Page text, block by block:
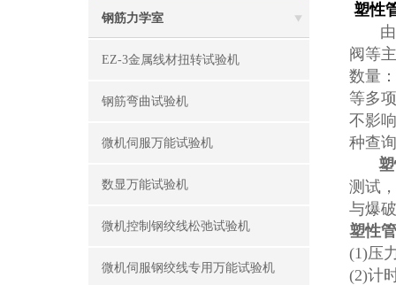
钢筋力学室
EZ-3金属线材扭转试验机
钢筋弯曲试验机
微机伺服万能试验机
数显万能试验机
微机控制钢绞线松弛试验机
微机伺服钢绞线专用万能试验机
塑性
由微
阀等
数量
等多
不影
种查
塑
测试
与爆
塑性
(1)压
(2)计